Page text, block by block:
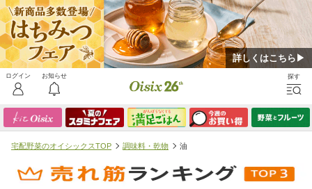
詳しくはこちら▶
宅配野菜のオイシックスTOP 調味料・乾物 油